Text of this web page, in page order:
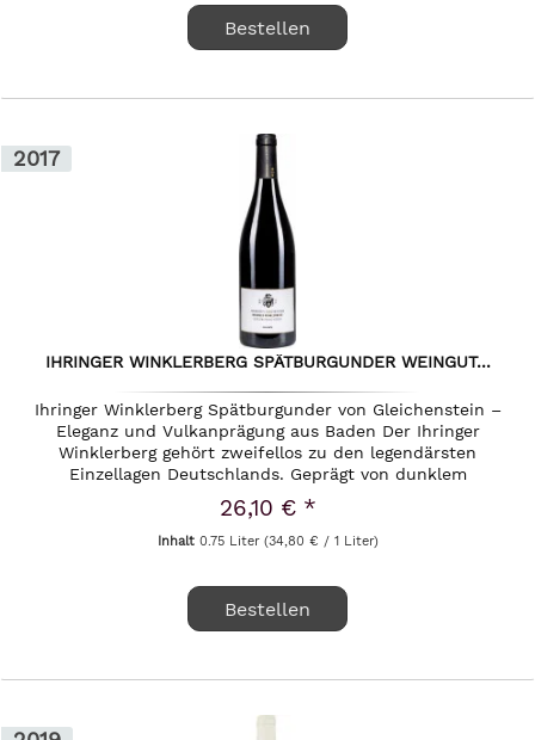
Bestellen
2017
IHRINGER WINKLERBERG SPÄTBURGUNDER WEINGUT...
Ihringer Winklerberg Spätburgunder von Gleichenstein –
Eleganz und Vulkanprägung aus Baden Der Ihringer
Winklerberg gehört zweifellos zu den legendärsten
Einzellagen Deutschlands. Geprägt von dunklem
Vulkanverwitterungsgestein und...
26,10 € *
Inhalt 0.75 Liter (34,80 € / 1 Liter)
Bestellen